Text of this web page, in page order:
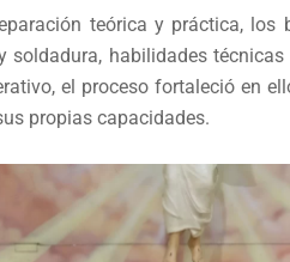
teórica y práctica, los
soldadura, habilidades
el proceso fortaleció en
propias capacidades.